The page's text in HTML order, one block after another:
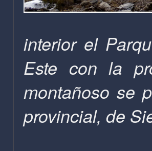
interior el
Este con la
montañoso se
provincial, de